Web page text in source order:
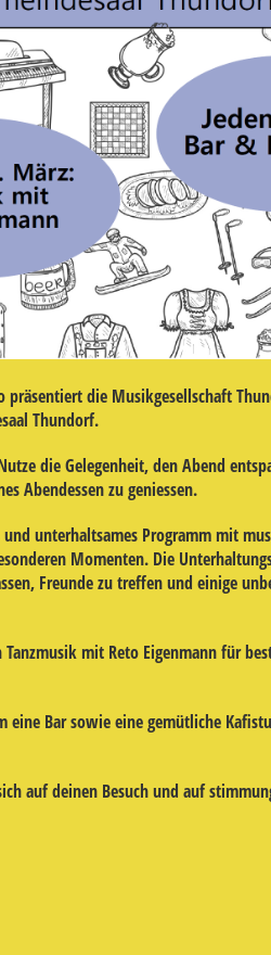
präsentiert die Musikgesellschaft
Thundorf.
die Gelegenheit, den Abend
Abendessen zu geniessen.
unterhaltsames Programm mit
Momenten. Die
Freunde zu treffen und einige
Tanzmusik mit Reto Eigenmannfür
eine Bar sowie eine gemütliche
auf deinen Besuch und auf